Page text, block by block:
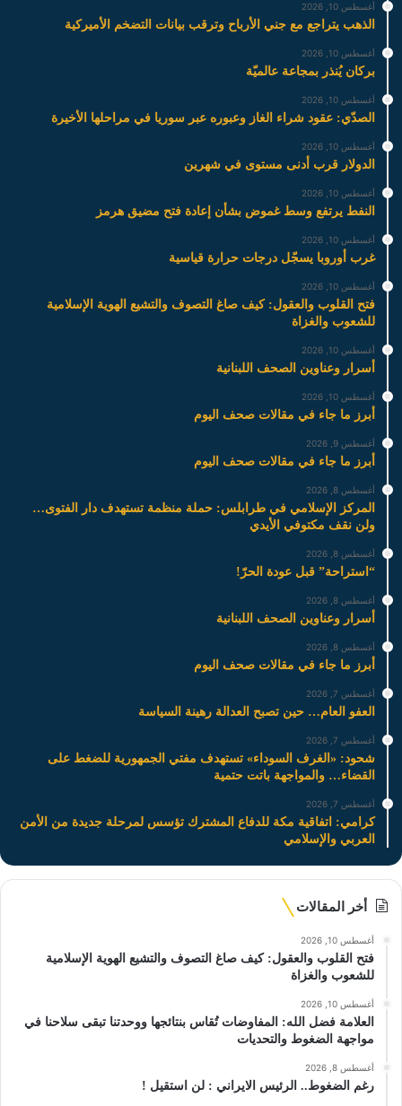
أغسطس 10, 2026
الذهب يتراجع مع جني الأرباح وترقب بيانات التضخم الأميركية
أغسطس 10, 2026
بركان يُنذر بمجاعة عالميّة
أغسطس 10, 2026
الصدّي: عقود شراء الغاز وعبوره عبر سوريا في مراحلها الأخيرة
أغسطس 10, 2026
الدولار قرب أدنى مستوى في شهرين
أغسطس 10, 2026
النفط يرتفع وسط غموض بشأن إعادة فتح مضيق هرمز
أغسطس 10, 2026
غرب أوروبا يسجّل درجات حرارة قياسية
أغسطس 10, 2026
فتح القلوب والعقول: كيف صاغ التصوف والتشيع الهوية الإسلامية
للشعوب والغزاة
أغسطس 10, 2026
أسرار وعناوين الصحف اللبنانية
أغسطس 10, 2026
أبرز ما جاء في مقالات صحف اليوم
أغسطس 9, 2026
أبرز ما جاء في مقالات صحف اليوم
أغسطس 8, 2026
المركز الإسلامي في طرابلس: حملة منظمة تستهدف دار الفتوى…
ولن نقف مكتوفي الأيدي
أغسطس 8, 2026
“استراحة” قبل عودة الحرّ!
أغسطس 8, 2026
أسرار وعناوين الصحف اللبنانية
أغسطس 8, 2026
أبرز ما جاء في مقالات صحف اليوم
أغسطس 7, 2026
العفو العام… حين تصبح العدالة رهينة السياسة
أغسطس 7, 2026
شحود: «الغرف السوداء» تستهدف مفتي الجمهورية للضغط على
القضاء… والمواجهة باتت حتمية
أغسطس 7, 2026
كرامي: اتفاقية مكة للدفاع المشترك تؤسس لمرحلة جديدة من الأمن
العربي والإسلامي
أخر المقالات
أغسطس 10, 2026
فتح القلوب والعقول: كيف صاغ التصوف والتشيع الهوية الإسلامية
للشعوب والغزاة
أغسطس 10, 2026
العلامة فضل الله: المفاوضات تُقاس بنتائجها ووحدتنا تبقى سلاحنا في
مواجهة الضغوط والتحديات
أغسطس 8, 2026
رغم الضغوط.. الرئيس الايراني : لن استقيل !